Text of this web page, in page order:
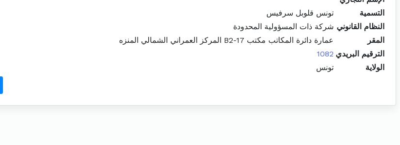
التسمية
تونس قلوبل سرفيس
النظام القانوني شركة ذات المسؤولية المحدودة
المقر
عمارة دائرة المكاتب مكتب B2-17 المركز العمراني الشمالي المنزه
الترقيم البريدي 1082
الولاية
تونس